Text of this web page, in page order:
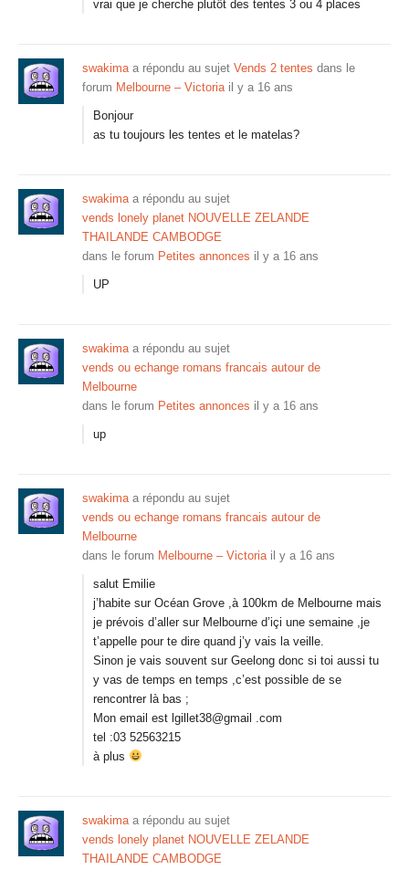
vrai que je cherche plutôt des tentes 3 ou 4 places
swakimaa répondu au sujet Vends 2 tentes dans le
forum Melbourne – Victoria il y a 16 ans
Bonjour
as tu toujours les tentes et le matelas?
swakimaa répondu au sujet
vends lonely planet NOUVELLE ZELANDE
THAILANDE CAMBODGE
dans le forum Petites annonces il y a 16 ans
UP
swakimaa répondu au sujet
vends ou echange romans francais autour de
Melbourne
dans le forum Petites annonces il y a 16 ans
up
swakimaa répondu au sujet
vends ou echange romans francais autour de
Melbourne
dans le forum Melbourne – Victoria il y a 16 ans
salut Emilie
j’habite sur Océan Grove ,à 100km de Melbourne mais
je prévois d’aller sur Melbourne d’içi une semaine ,je
t’appelle pour te dire quand j’y vais la veille.
Sinon je vais souvent sur Geelong donc si toi aussi tu
y vas de temps en temps ,c’est possible de se
rencontrer là bas ;
Mon email est lgillet38@gmail .com
tel :03 52563215
à plus
swakimaa répondu au sujet
vends lonely planet NOUVELLE ZELANDE
THAILANDE CAMBODGE